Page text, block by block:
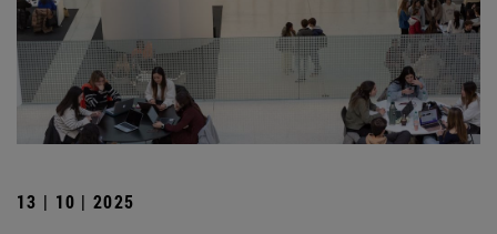
13 | 10 | 2025